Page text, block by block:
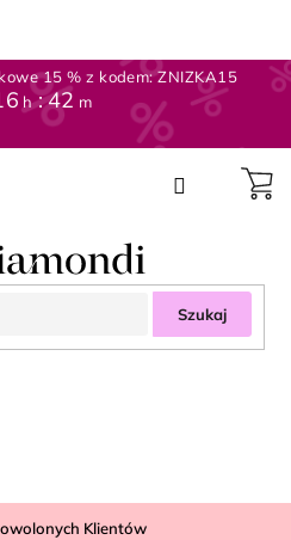
15 % z kodem: ZNIZKA15
h :42 m
Szukaj
Klientów